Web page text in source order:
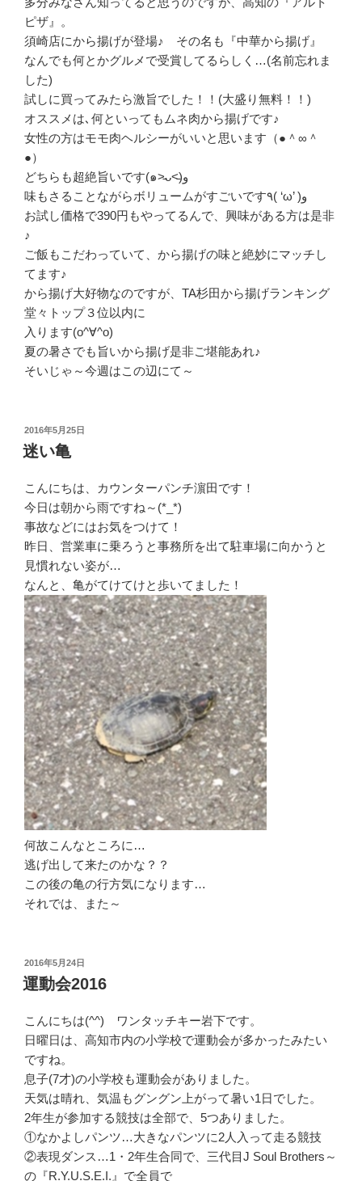
ピザ』。
須崎店にから揚げが登場♪ その名も『中華から揚げ』
なんでも何とかグルメで受賞してるらしく…(名前忘れま
した)
試しに買ってみたら激旨でした！！(大盛り無料！！)
オススメは､何といってもムネ肉から揚げです♪
女性の方はモモ肉ヘルシーがいいと思います（●＾∞＾
●）
どちらも超絶旨いです(๑˃̵ᴗ˂̵)و
味もさることながらボリュームがすごいです٩( ‘ω’ )و
お試し価格で390円もやってるんで、興味がある方は是非
♪
ご飯もこだわっていて、から揚げの味と絶妙にマッチし
てます♪
から揚げ大好物なのですが、TA杉田から揚げランキング
堂々トップ３位以内に
入ります(o^∀^o)
夏の暑さでも旨いから揚げ是非ご堪能あれ♪
そいじゃ～今週はこの辺にて～
投
稿
日:
2016年5月25日
迷い亀
こんにちは、カウンターパンチ濵田です！
今日は朝から雨ですね～(*_*)
事故などにはお気をつけて！
昨日、営業車に乗ろうと事務所を出て駐車場に向かうと
見慣れない姿が…
なんと、亀がてけてけと歩いてました！
何故こんなところに…
逃げ出して来たのかな？？
この後の亀の行方気になります…
それでは、また～
投
稿
日:
2016年5月24日
運動会2016
こんにちは(^^) ワンタッチキー岩下です。
日曜日は、高知市内の小学校で運動会が多かったみたい
ですね。
息子(7才)の小学校も運動会がありました。
天気は晴れ、気温もグングン上がって暑い1日でした。
2年生が参加する競技は全部で、5つありました。
①なかよしパンツ…大きなパンツに2人入って走る競技
②表現ダンス…1・2年生合同で、三代目J Soul Brothers～
の『R.Y.U.S.E.I.』で全員で